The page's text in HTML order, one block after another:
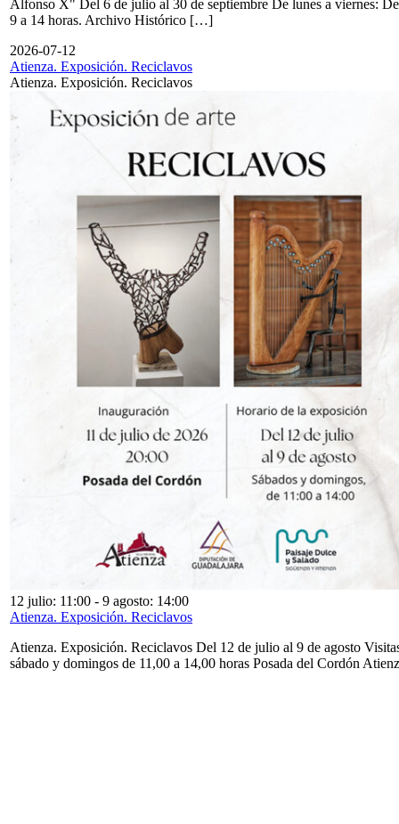
Alfonso X" Del 6 de julio al 30 de septiembre De lunes a viernes: De
9 a 14 horas. Archivo Histórico […]
2026-07-12
Atienza. Exposición. Reciclavos
Atienza. Exposición. Reciclavos
12 julio: 11:00 - 9 agosto: 14:00
Atienza. Exposición. Reciclavos
Atienza. Exposición. Reciclavos Del 12 de julio al 9 de agosto
sábado y domingos de 11,00 a 14,00 horas Posada del Cordón